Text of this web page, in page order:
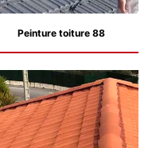
Peinture toiture 88